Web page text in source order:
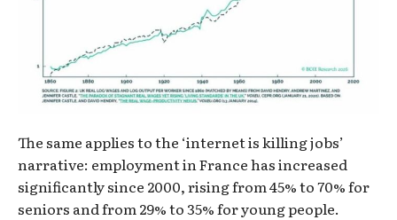
The same applies to the ‘internet is killing jobs’
narrative: employment in France has increased
significantly since 2000, rising from 45% to 70% for
seniors and from 29% to 35% for young people.